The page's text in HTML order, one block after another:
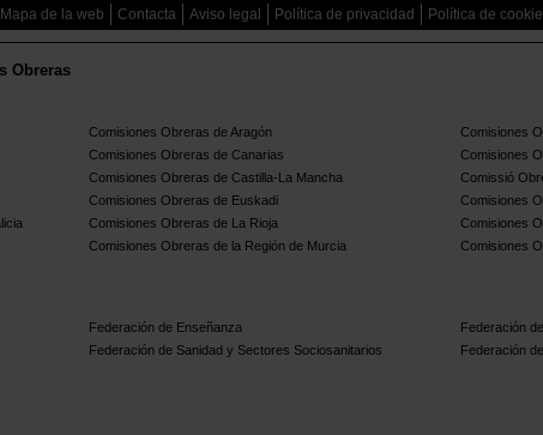
Mapa de la web Contacta Aviso legal Política de privacidad Política de
Obreras
Comisiones Obreras de Aragón
Comisiones
Comisiones Obreras de Canarias
Comisiones
Comisiones Obreras de Castilla-La Mancha
Comissió
Comisiones Obreras de Euskadi
Comisiones
Comisiones Obreras de La Rioja
Comisiones
Comisiones Obreras de la Región de Murcia
Comisiones
Federación de Enseñanza
Federación
Federación de Sanidad y Sectores Sociosanitarios
Federación